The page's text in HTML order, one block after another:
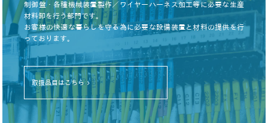
制御盤・各種機械装置製作／ワイヤーハーネス加工等に必要な生産
材料卸を行う部門です。
お客様の快適な暮らしを守る為に必要な設備装置と材料の提供を行
っております。
取扱品目はこちら